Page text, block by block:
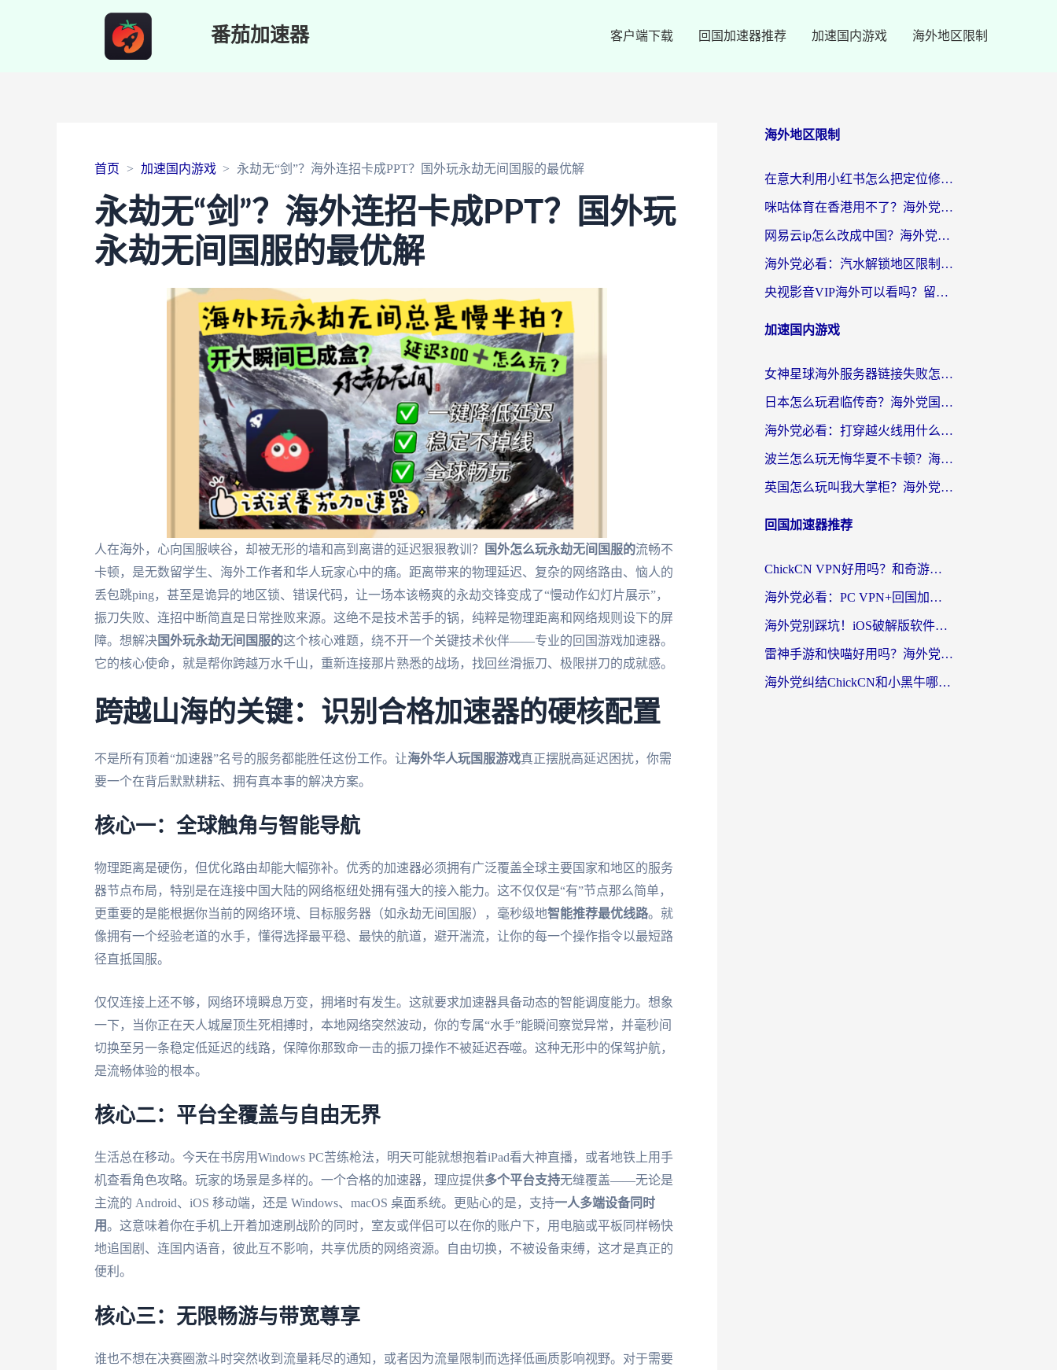
番茄加速器 客户端下载 回国加速器推荐 加速国内游戏 海外地区限制
首页 加速国内游戏 永劫无“剑”？海外连招卡成PPT？国外玩永劫无间国服的最优解
永劫无“剑”？海外连招卡成PPT？国外玩
永劫无间国服的最优解
人在海外，心向国服峡谷，却被无形的墙和高到离谱的延迟狠狠教训？ 国外怎么玩永劫无间国服的流畅不
卡顿，是无数留学生、海外工作者和华人玩家心中的痛。距离带来的物理延迟、复杂的网络路由、恼人的
丢包跳ping，甚至是诡异的地区锁、错误代码，让一场本该畅爽的永劫交锋变成了“慢动作幻灯片展示”，
振刀失败、连招中断简直是日常挫败来源。这绝不是技术苦手的锅，纯粹是物理距离和网络规则设下的屏
障。想解决国外玩永劫无间国服的这个核心难题，绕不开一个关键技术伙伴——专业的回国游戏加速器。
它的核心使命，就是帮你跨越万水千山，重新连接那片熟悉的战场，找回丝滑振刀、极限拼刀的成就感。
跨越山海的关键：识别合格加速器的硬核配置
不是所有顶着“加速器”名号的服务都能胜任这份工作。让海外华人玩国服游戏真正摆脱高延迟困扰，你需
要一个在背后默默耕耘、拥有真本事的解决方案。
核心一：全球触角与智能导航
物理距离是硬伤，但优化路由却能大幅弥补。优秀的加速器必须拥有广泛覆盖全球主要国家和地区的服务
器节点布局，特别是在连接中国大陆的网络枢纽处拥有强大的接入能力。这不仅仅是“有”节点那么简单，
更重要的是能根据你当前的网络环境、目标服务器（如永劫无间国服），毫秒级地智能推荐最优线路。就
像拥有一个经验老道的水手，懂得选择最平稳、最快的航道，避开湍流，让你的每一个操作指令以最短路
径直抵国服。
仅仅连接上还不够，网络环境瞬息万变，拥堵时有发生。这就要求加速器具备动态的智能调度能力。想象
一下，当你正在天人城屋顶生死相搏时，本地网络突然波动，你的专属“水手”能瞬间察觉异常，并毫秒间
切换至另一条稳定低延迟的线路，保障你那致命一击的振刀操作不被延迟吞噬。这种无形中的保驾护航，
是流畅体验的根本。
核心二：平台全覆盖与自由无界
生活总在移动。今天在书房用Windows PC苦练枪法，明天可能就想抱着iPad看大神直播，或者地铁上用手
机查看角色攻略。玩家的场景是多样的。一个合格的加速器，理应提供多个平台支持无缝覆盖——无论是
主流的 Android、iOS 移动端，还是 Windows、macOS 桌面系统。更贴心的是，支持一人多端设备同时
用。这意味着你在手机上开着加速刷战阶的同时，室友或伴侣可以在你的账户下，用电脑或平板同样畅快
地追国剧、连国内语音，彼此互不影响，共享优质的网络资源。自由切换，不被设备束缚，这才是真正的
便利。
核心三：无限畅游与带宽尊享
谁也不想在决赛圈激斗时突然收到流量耗尽的通知，或者因为流量限制而选择低画质影响视野。对于需要
海外地区限制
在意大利用小红书怎么把定位修改到中国国内？3个实用技巧+1个靠谱工具帮你搞定
咪咕体育在香港用不了？海外党必看的回国加速器选择指南（附3个真实场景解决方案）
网易云ip怎么改成中国？海外党听音乐听书的无痛解决方案
海外党必看：汽水解锁地区限制怎么解除？3招解决国内影音&生活服务难题
央视影音VIP海外可以看吗？留学生亲测有效的回国加速器选择指南
加速国内游戏
女神星球海外服务器链接失败怎么解决？海外党国服游戏加速避坑指南
日本怎么玩君临传奇？海外党国服游戏加速避坑指南（附菲律宾欧洲玩家实测）
海外党必看：打穿越火线用什么加速器？解决延迟卡顿，还能玩奇妙拼图世界和第五人格
波兰怎么玩无悔华夏不卡顿？海外国服游戏加速器终极指南（附征途2萤火突击解决方案）
英国怎么玩叫我大掌柜？海外党国服游戏加速避坑指南（附实测推荐）
回国加速器推荐
ChickCN VPN好用吗？和奇游手游VPN对比哪个回国效果更好？海外党亲测实用指南
海外党必看：PC VPN+回国加速器怎么选？无缝访问国内资源全攻略
海外党别踩坑！iOS破解版软件不可靠？教你选对回国加速器无缝看国内资源
雷神手游和快喵好用吗？海外党亲测5款回国加速器，附斧牛Bling对比+微信视频号解决办法
海外党纠结ChickCN和小黑牛哪个好？一篇帮你选对回国加速器的实用指南